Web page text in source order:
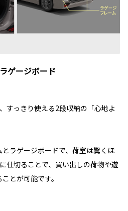
ゲージボード
すっきり使える2段収納の「心地よ
ラゲージボードで、荷室は驚くほ
仕切ることで、買い出しの荷物や遊
とが可能です。